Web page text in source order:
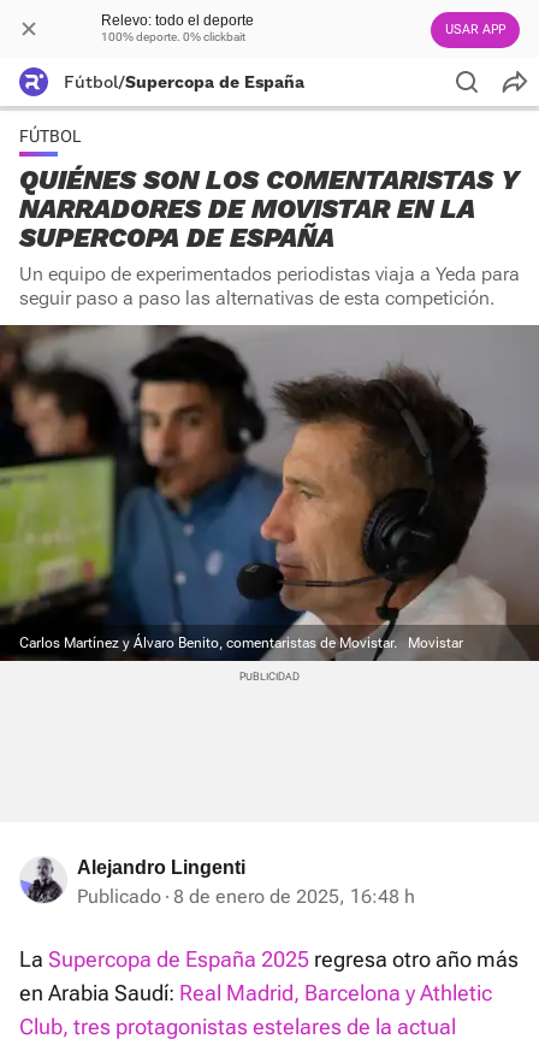
Relevo: todo el deporte
100% deporte. 0% clickbait USAR APP
Fútbol/Supercopa de España
FÚTBOL
QUIÉNES SON LOS COMENTARISTAS Y
NARRADORES DE MOVISTAR EN LA
SUPERCOPA DE ESPAÑA
Un equipo de experimentados periodistas viaja a Yeda para
seguir paso a paso las alternativas de esta competición.
Carlos Martínez y Álvaro Benito, comentaristas de Movistar. Movistar
Alejandro Lingenti
Publicado 8 de enero de 2025, 16:48 h
La Supercopa de España 2025 regresa otro año más
en Arabia Saudí: Real Madrid, Barcelona y Athletic
Club, tres protagonistas estelares de la actual